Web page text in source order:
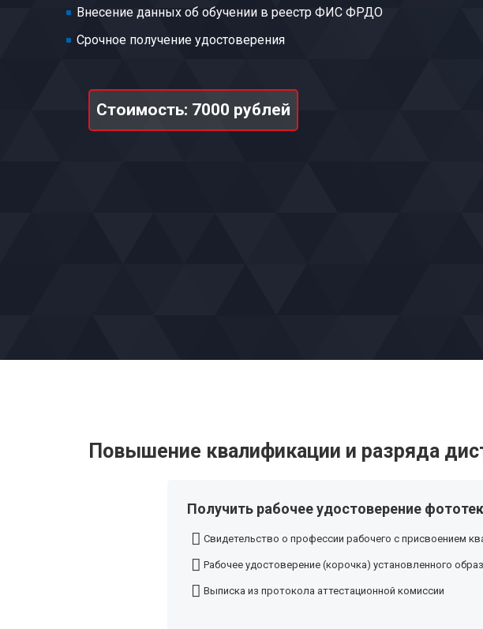
Внесение данных об обучении в реестр ФИС ФРДО
Срочное получение удостоверения
Стоимость: 7000 рублей
Повышение квалификации и разряда
Получить рабочее удостоверение
Свидетельство о профессии рабочего с присвоением
Рабочее удостоверение (корочка) установленного
Выписка из протокола аттестационной комиссии